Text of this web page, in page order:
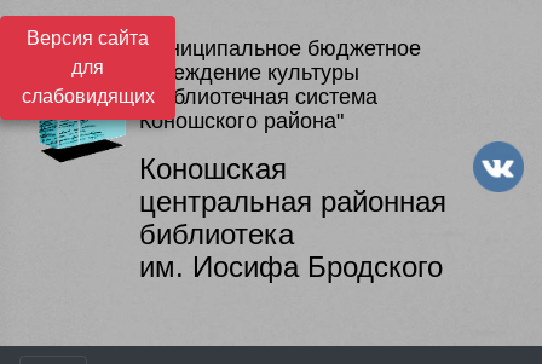
Версия сайта
для
слабовидящих
Муниципальное бюджетное
учреждение культуры
"Библиотечная система
Коношского района"
Коношская
центральная районная
библиотека
им. Иосифа Бродского